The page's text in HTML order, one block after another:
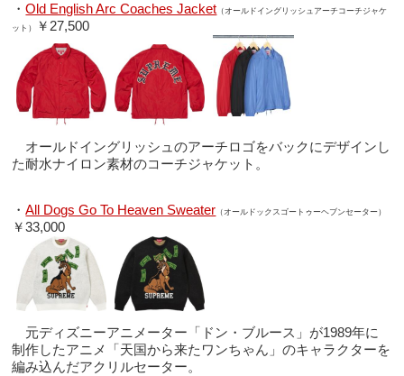
・Old English Arc Coaches Jacket （オールドイングリッシュアーチコーチジャケ
ット）
￥27,500
オールドイングリッシュのアーチロゴをバックにデザインし
た耐水ナイロン素材のコーチジャケット。
・All Dogs Go To Heaven Sweater （オールドックスゴートゥーヘブンセーター）
￥33,000
元ディズニーアニメーター「ドン・ブルース」が1989年に
制作したアニメ「天国から来たワンちゃん」のキャラクターを
編み込んだアクリルセーター。